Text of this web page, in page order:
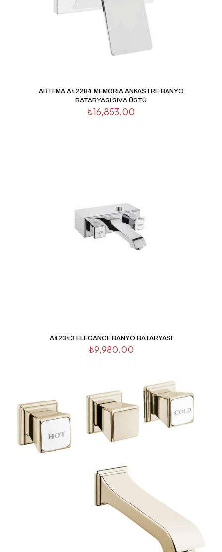
posta adresim ve site adresim bu tarayıcıya kaydedilsin.
ARTEMA A42284 MEMORIA ANKASTRE BANYO
BATARYASI SIVA ÜSTÜ
₺16,853.00
A42343 ELEGANCE BANYO BATARYASI
₺9,980.00